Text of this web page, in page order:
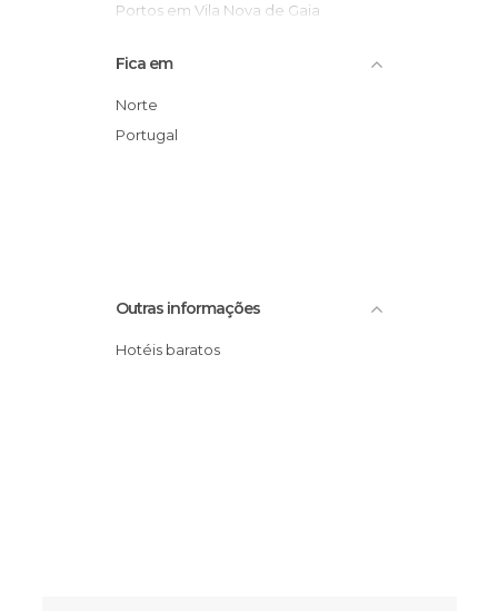
Portos em Vila Nova de Gaia
Ruas em Vila Nova de Gaia
Fica em
Norte
Portugal
Outras informações
Hotéis baratos